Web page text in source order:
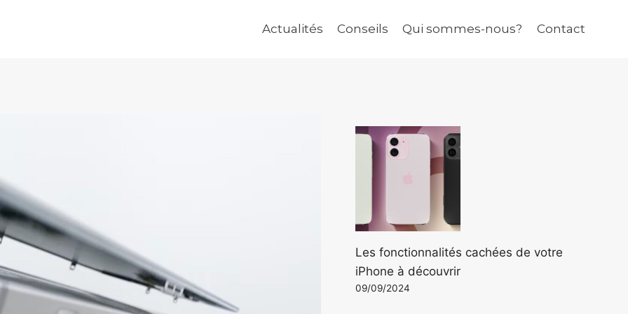
Actualités Conseils Qui sommes-nous? Contact
Les fonctionnalités cachées de votre
iPhone à découvrir
09/09/2024